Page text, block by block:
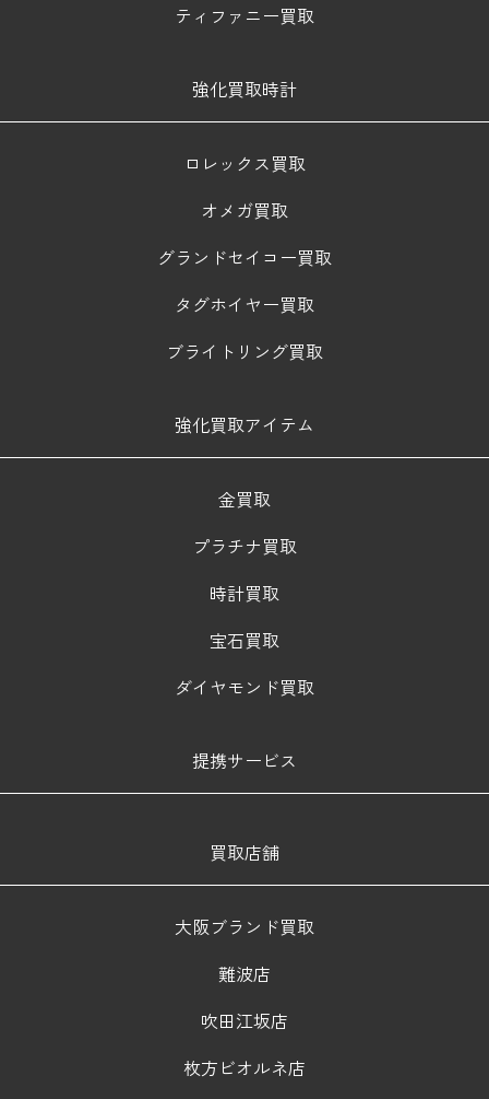
ティファニー買取
強化買取時計
ロレックス買取
オメガ買取
グランドセイコー買取
タグホイヤー買取
ブライトリング買取
強化買取アイテム
金買取
プラチナ買取
時計買取
宝石買取
ダイヤモンド買取
提携サービス
買取店舗
大阪ブランド買取
難波店
吹田江坂店
枚方ビオルネ店